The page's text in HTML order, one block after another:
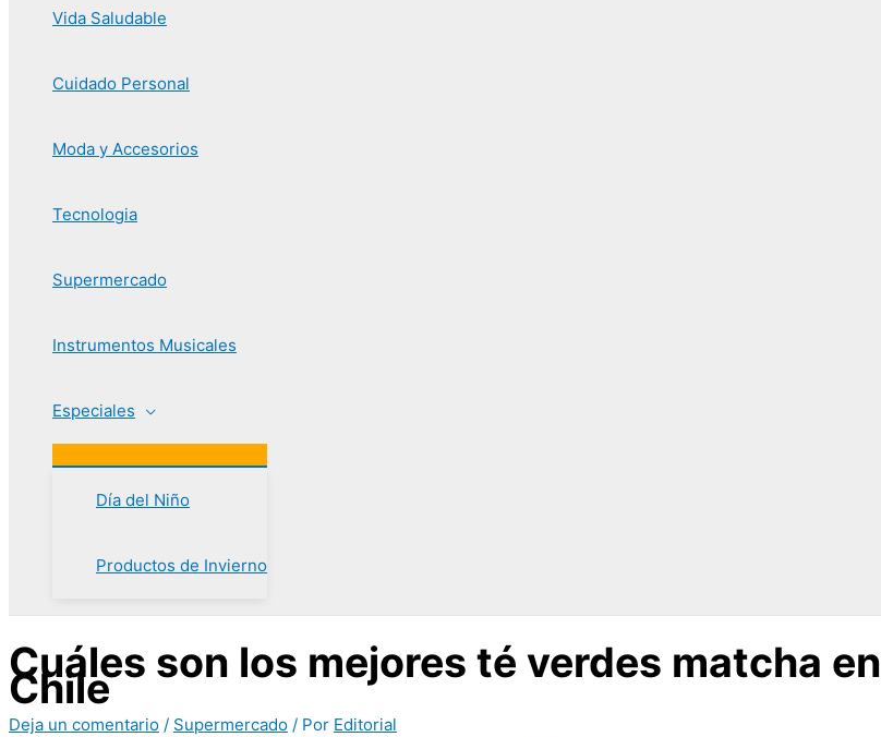
Vida Saludable
Cuidado Personal
Moda y Accesorios
Tecnologia
Supermercado
Instrumentos Musicales
Especiales
Día del Niño
Productos de Invierno
Cuáles son los mejores té verdes matcha en
Chile
Deja un comentario / Supermercado / Por Editorial